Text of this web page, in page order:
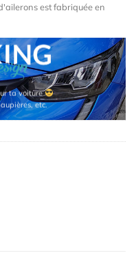
est fabriquée en
ta voiture
etc.